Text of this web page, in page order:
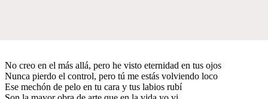
No creo en el más allá, pero he visto eternidad en tus ojos
Nunca pierdo el control, pero tú me estás volviendo loco
Ese mechón de pelo en tu cara y tus labios rubí